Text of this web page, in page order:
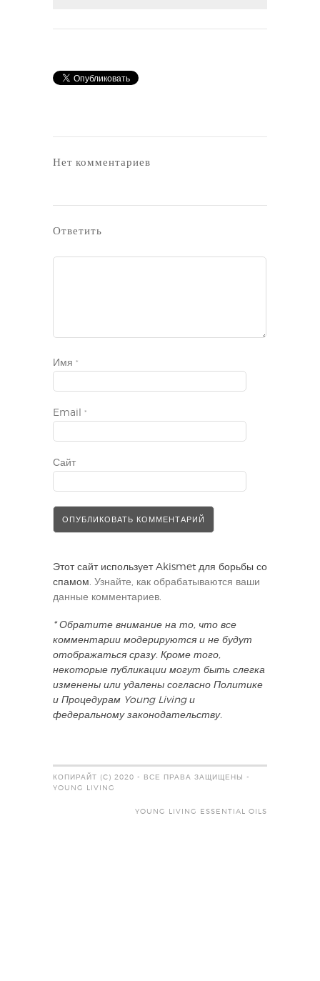
Нет комментариев
Ответить
Имя *
Email *
Сайт
Этот сайт использует Akismet для борьбы со
спамом. Узнайте, как обрабатываются ваши
данные комментариев.
* Обратите внимание на то, что все
комментарии модерируются и не будут
отображаться сразу. Кроме того,
некоторые публикации могут быть слегка
изменены или удалены согласно Политике
и Процедурам Young Living и
федеральному законодательству.
КОПИРАЙТ (C) 2020 - ВСЕ ПРАВА ЗАЩИЩЕНЫ -
YOUNG LIVING
YOUNG LIVING ESSENTIAL OILS